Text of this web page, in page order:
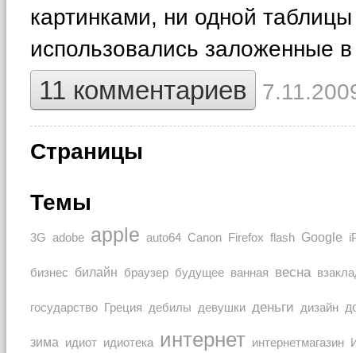
картинками, ни одной
использовались заложенные
11 комментариев
Страницы
Темы
3G adobe apple auto64 Canon Firefox flash Google
бизнес билайн браузер будущее ванная весна
государство Греция дебилы девушки деньги дизайн
зима идиот идиотека интернет интернетмагазин